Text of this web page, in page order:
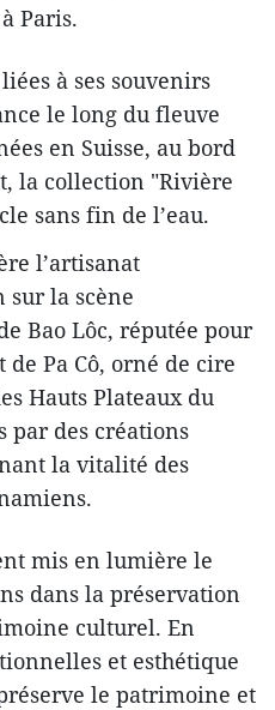
Paris.
à ses souvenirs
le long du fleuve
en Suisse, au bord
la collection "Rivière
sans fin de l’eau.
l’artisanat
la scène
Bao Lôc, réputée pour
Pa Cô, orné de cire
Hauts Plateaux du
par des créations
la vitalité des
mis en lumière le
dans la préservation
culturel. En
et esthétique
le patrimoine et